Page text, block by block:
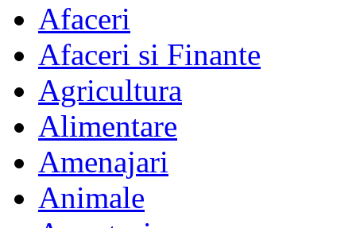
Afaceri
Afaceri si Finante
Agricultura
Alimentare
Amenajari
Animale